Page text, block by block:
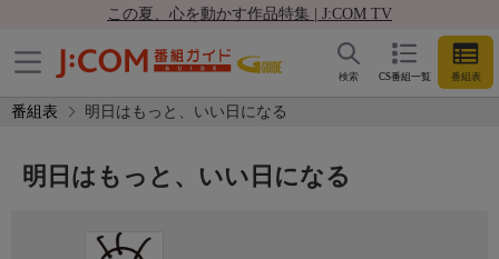
この夏、心を動かす作品特集 | J:COM TV
CS番組一覧 番組表
検索
番組表 明日はもっと、いい日になる
明日はもっと、いい日になる